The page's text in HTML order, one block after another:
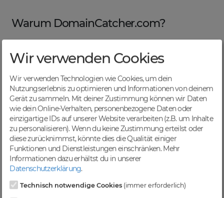
Warum DomainCatcher.com?
Von Domainern für Domainer entwickelt, mit
übersichtlichen Listen für effizientes Management
Günstige Preise
Backorders bereits ab € 4,99. Je nach deinem Tier-
Level und zzgl. MwSt falls anwendbar
Wir verwenden Cookies
Wir verwenden Technologien wie Cookies, um dein
Nutzungserlebnis zu optimieren und Informationen von deinem
Gerät zu sammeln. Mit deiner Zustimmung können wir Daten
wie dein Online-Verhalten, personenbezogene Daten oder
einzigartige IDs auf unserer Website verarbeiten (z.B. um Inhalte
zu personalisieren). Wenn du keine Zustimmung erteilst oder
diese zurücknimmst, könnte dies die Qualität einiger
Funktionen und Dienstleistungen einschränken. Mehr
Informationen dazu erhältst du in unserer
Datenschutzerklärung.
Technisch notwendige Cookies (immer erforderlich)